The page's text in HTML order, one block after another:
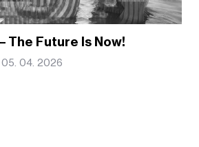
The Future Is Now!
05. 04. 2026